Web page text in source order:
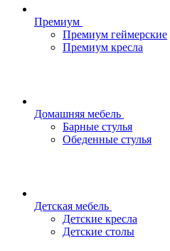
Премиум
Премиум геймерские
Премиум кресла
Домашняя мебель
Барные стулья
Обеденные стулья
Детская мебель
Детские кресла
Детские столы